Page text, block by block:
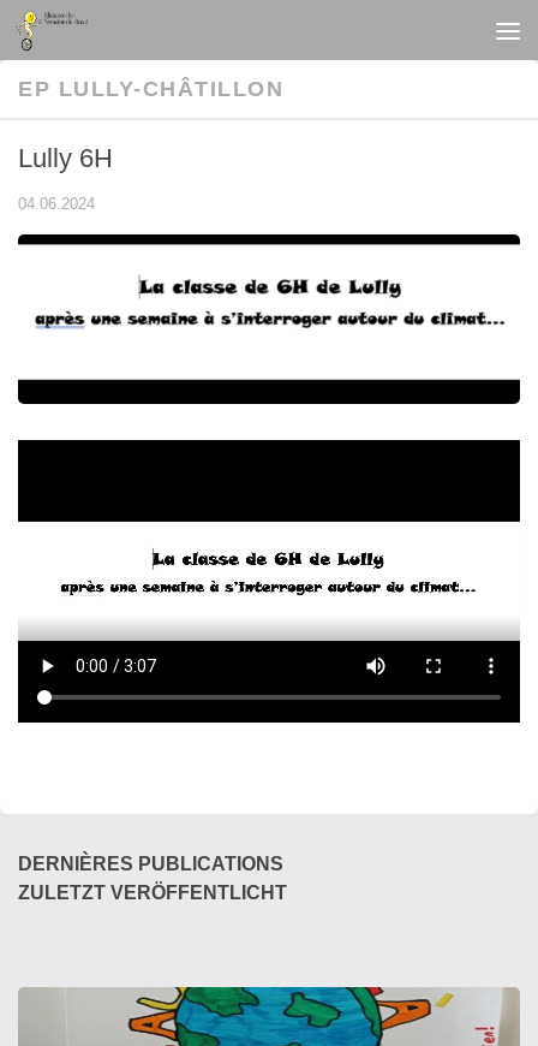
Au dessous du contenu
EP LULLY-CHÂTILLON
Lully 6H
04.06.2024
DERNIÈRES PUBLICATIONS
ZULETZT VERÖFFENTLICHT